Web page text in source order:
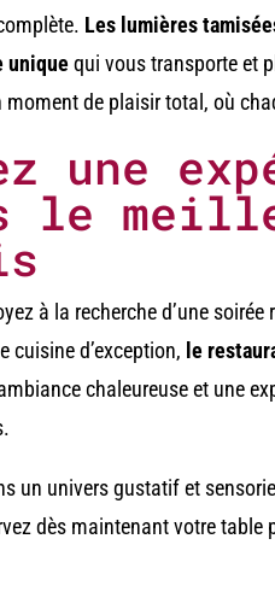
Les lumières
uniquequi vous transporte et
moment de plaisir total, où
une
le
à la recherche d’une
cuisine d’exception, le
chaleureuse et une
un univers gustatif et
dès maintenant votre